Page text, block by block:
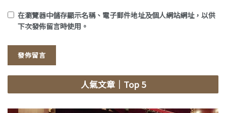
在瀏覽器中儲存顯示名稱、電子郵件地址及個人網站網址，以供
下次發佈留言時使用。
人氣文章｜Top 5